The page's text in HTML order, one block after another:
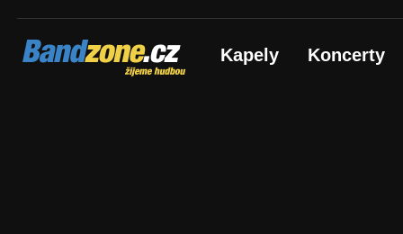
Bandzone.cz
žijeme hudbou Kapely Koncerty